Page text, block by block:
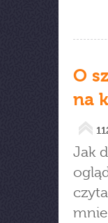
O
na
Jak